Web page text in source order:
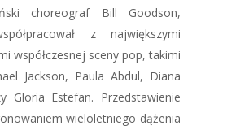
choreograf Bill Goodson,
z największymi
współczesnej sceny pop, takimi
Jackson, Paula Abdul, Diana
Gloria Estefan. Przedstawienie
wieloletniego dążenia